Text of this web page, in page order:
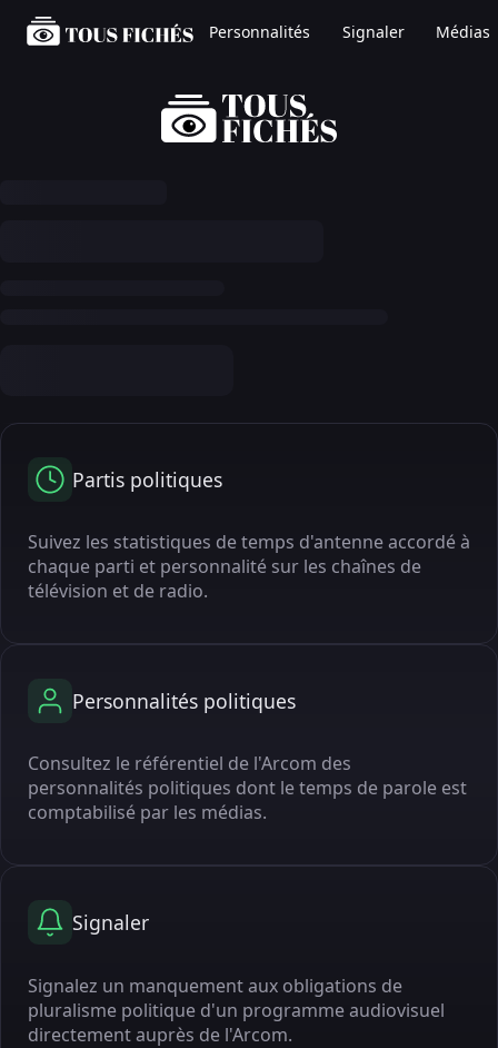
Personnalités Signaler Médias
Partis politiques
Suivez les statistiques de temps d'antenne accordé à
chaque parti et personnalité sur les chaînes de
télévision et de radio.
Personnalités politiques
Consultez le référentiel de l'Arcom des
personnalités politiques dont le temps de parole est
comptabilisé par les médias.
Signaler
Signalez un manquement aux obligations de
pluralisme politique d'un programme audiovisuel
directement auprès de l'Arcom.